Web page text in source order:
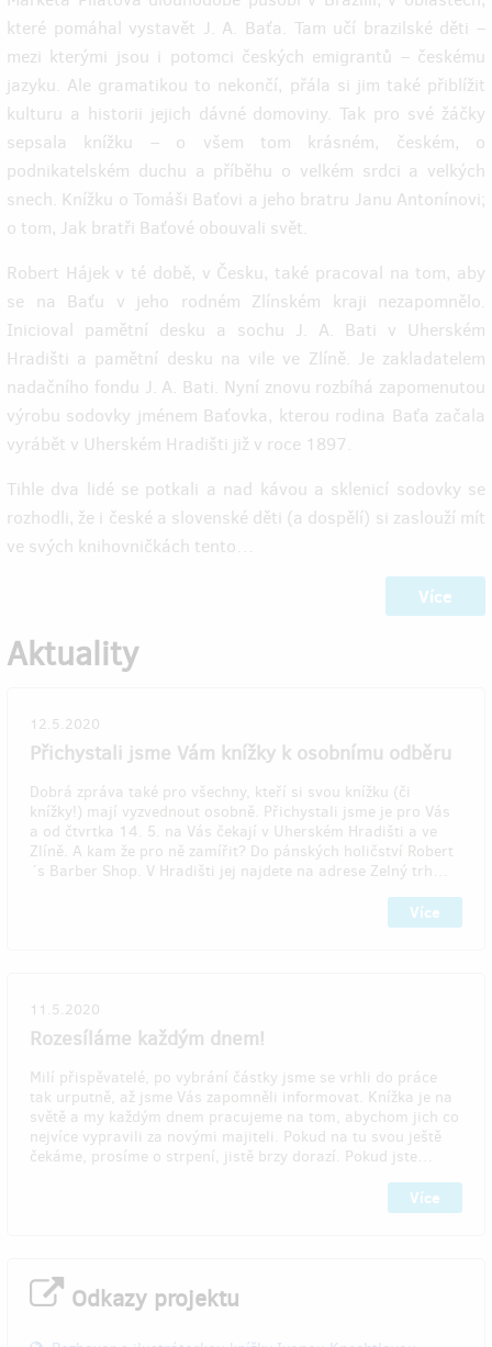
které pomáhal vystavět J. A. Baťa. Tam učí brazilské děti –
mezi kterými jsou i potomci českých emigrantů – českému
jazyku. Ale gramatikou to nekončí, přála si jim také přiblížit
kulturu a historii jejich dávné domoviny. Tak pro své žáčky
sepsala knížku – o všem tom krásném, českém, o
podnikatelském duchu a příběhu o velkém srdci a velkých
snech. Knížku o Tomáši Baťovi a jeho bratru Janu Antonínovi;
o tom, Jak bratři Baťové obouvali svět.
Robert Hájek v té době, v Česku, také pracoval na tom, aby
se na Baťu v jeho rodném Zlínském kraji nezapomnělo.
Inicioval pamětní desku a sochu J. A. Bati v Uherském
Hradišti a pamětní desku na vile ve Zlíně. Je zakladatelem
nadačního fondu J. A. Bati. Nyní znovu rozbíhá zapomenutou
výrobu sodovky jménem Baťovka, kterou rodina Baťa začala
vyrábět v Uherském Hradišti již v roce 1897.
Tihle dva lidé se potkali a nad kávou a sklenicí sodovky se
rozhodli, že i české a slovenské děti (a dospělí) si zaslouží mít
ve svých knihovničkách tento…
Více
Aktuality
12.5.2020
Přichystali jsme Vám knížky k osobnímu odběru
Dobrá zpráva také pro všechny, kteří si svou knížku (či
knížky!) mají vyzvednout osobně. Přichystali jsme je pro Vás
a od čtvrtka 14. 5. na Vás čekají v Uherském Hradišti a ve
Zlíně. A kam že pro ně zamířit? Do pánských holičství Robert
´s Barber Shop. V Hradišti jej najdete na adrese Zelný trh…
Více
11.5.2020
Rozesíláme každým dnem!
Milí přispěvatelé, po vybrání částky jsme se vrhli do práce
tak urputně, až jsme Vás zapomněli informovat. Knížka je na
světě a my každým dnem pracujeme na tom, abychom jich co
nejvíce vypravili za novými majiteli. Pokud na tu svou ještě
čekáme, prosíme o strpení, jistě brzy dorazí. Pokud jste…
Více
Odkazy projektu